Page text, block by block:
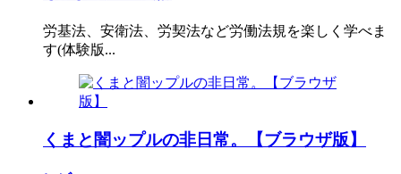
労基法、安衛法、労契法など労働法規を楽しく学べま
す(体験版...
くまと闇ップルの非日常。【ブラウザ版】